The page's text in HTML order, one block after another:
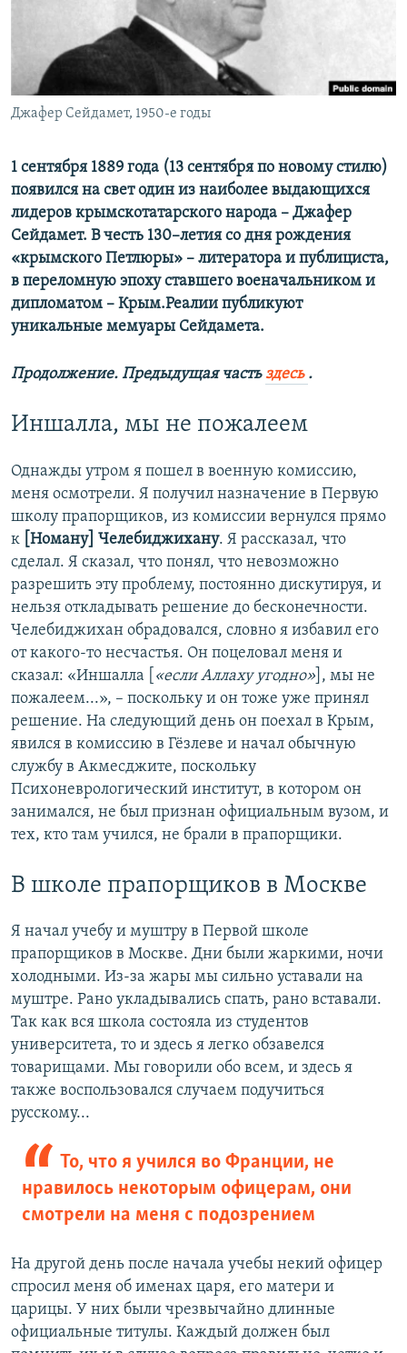
ПОБЕДИТЕЛЕЙ НЕ СУДЯТ?
КРЫМ.НЕПОКОРЕННЫЙ
ELIFBE
УКРАИНСКАЯ ПРОБЛЕМА КРЫМА
Джафер Сейдамет, 1950-е годы
1 сентября 1889 года (13 сентября по новому стилю)
появился на свет один из наиболее выдающихся
лидеров крымскотатарского народа – Джафер
Сейдамет. В честь 130–летия со дня рождения
«крымского Петлюры» – литератора и публициста,
в переломную эпоху ставшего военачальником и
дипломатом – Крым.Реалии публикуют
уникальные мемуары Сейдамета.
Продолжение. Предыдущая частьздесь .
Иншалла, мы не пожалеем
Однажды утром я пошел в военную комиссию,
меня осмотрели. Я получил назначение в Первую
школу прапорщиков, из комиссии вернулся прямо
к [Номану] Челебиджихану. Я рассказал, что
сделал. Я сказал, что понял, что невозможно
разрешить эту проблему, постоянно дискутируя, и
нельзя откладывать решение до бесконечности.
Челебиджихан обрадовался, словно я избавил его
от какого-то несчастья. Он поцеловал меня и
сказал: «Иншалла [
«если Аллаху угодно» ], мы не
пожалеем...», – поскольку и он тоже уже принял
решение. На следующий день он поехал в Крым,
явился в комиссию в Гёзлеве и начал обычную
службу в Акмесджите, поскольку
Психоневрологический институт, в котором он
занимался, не был признан официальным вузом, и
тех, кто там учился, не брали в прапорщики.
В школе прапорщиков в Москве
Я начал учебу и муштру в Первой школе
прапорщиков в Москве. Дни были жаркими, ночи
холодными. Из-за жары мы сильно уставали на
муштре. Рано укладывались спать, рано вставали.
Так как вся школа состояла из студентов
университета, то и здесь я легко обзавелся
товарищами. Мы говорили обо всем, и здесь я
также воспользовался случаем подучиться
русскому...
То, что я учился во Франции, не
нравилось некоторым офицерам, они
смотрели на меня с подозрением
На другой день после начала учебы некий офицер
спросил меня об именах царя, его матери и
царицы. У них были чрезвычайно длинные
официальные титулы. Каждый должен был